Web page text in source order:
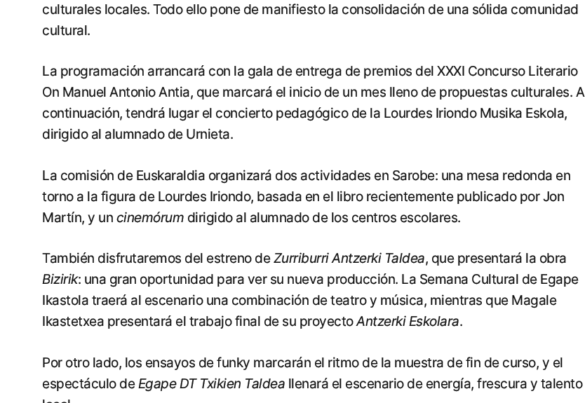
culturales locales. Todo ello pone de manifiesto la consolidación de una sólida comunidad
cultural.
La programación arrancará con la gala de entrega de premios del XXXI Concurso Literario
On Manuel Antonio Antia, que marcará el inicio de un mes lleno de propuestas culturales. A
continuación, tendrá lugar el concierto pedagógico de la Lourdes Iriondo Musika Eskola,
dirigido al alumnado de Urnieta.
La comisión de Euskaraldia organizará dos actividades en Sarobe: una mesa redonda en
torno a la figura de Lourdes Iriondo, basada en el libro recientemente publicado por Jon
Martín, y un cinemórum dirigido al alumnado de los centros escolares.
También disfrutaremos del estreno deZurriburri Antzerki Taldea, que presentará la obra
Bizirik: una gran oportunidad para ver su nueva producción. La Semana Cultural de Egape
Ikastola traerá al escenario una combinación de teatro y música, mientras que Magale
Ikastetxea presentará el trabajo final de su proyectoAntzerki Eskolara.
Por otro lado, los ensayos de funky marcarán el ritmo de la muestra de fin de curso, y el
espectáculo de Egape DT Txikien Taldea llenará el escenario de energía, frescura y talento